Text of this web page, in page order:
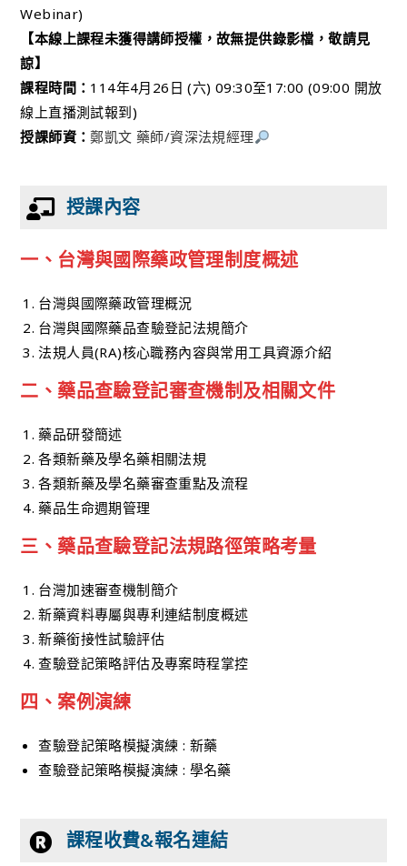
Webinar)
【本線上課程未獲得講師授權，故無提供錄影檔，敬請見
諒】
課程時間： 114年4月26日 (六) 09:30至17:00 (09:00 開放
線上直播測試報到)
授課師資：鄭凱文 藥師/資深法規經理
授課內容
一、 台灣與國際藥政管理制度概述
台灣與國際藥政管理概況
台灣與國際藥品查驗登記法規簡介
法規人員(RA)核心職務內容與常用工具資源介紹
二、藥品查驗登記審查機制及相關文件
藥品研發簡述
各類新藥及學名藥相關法規
各類新藥及學名藥審查重點及流程
藥品生命週期管理
三、藥品查驗登記法規路徑策略考量
台灣加速審查機制簡介
新藥資料專屬與專利連結制度概述
新藥銜接性試驗評估
查驗登記策略評估及專案時程掌控
四、 案例演練
查驗登記策略模擬演練 : 新藥
查驗登記策略模擬演練 : 學名藥
課程收費&報名連結